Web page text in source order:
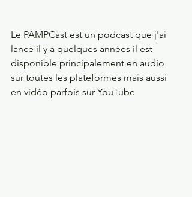
Le PAMPCast est un podcast que j'ai
lancé il y a quelques années il est
disponible principalement en audio
sur toutes les plateformes mais aussi
en vidéo parfois sur YouTube